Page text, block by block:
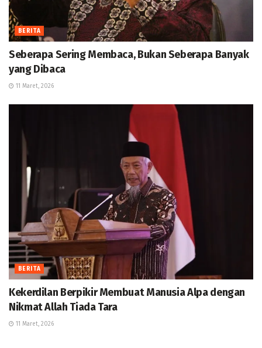
BERITA
Seberapa Sering Membaca, Bukan Seberapa Banyak
yang Dibaca
11 Maret, 2026
BERITA
Kekerdilan Berpikir Membuat Manusia Alpa dengan
Nikmat Allah Tiada Tara
11 Maret, 2026